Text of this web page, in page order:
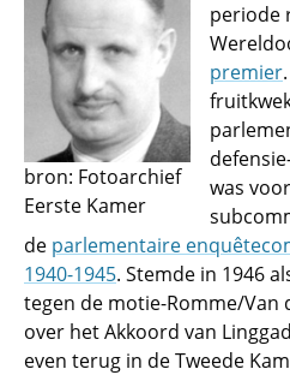
bron: Fotoarchief
Eerste Kamer
periode
premier
was
de parlementaire
1940-1945. Stemde in 1946
tegen de motie-Romme/Van
over het Akkoord van
even terug in de Tweede